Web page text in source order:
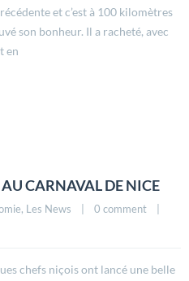
et c’est à 100 kilomètres
son bonheur. Il a racheté, avec
en
AU CARNAVAL DE NICE
, Les News 0 comment
chefs niçois ont lancé une belle